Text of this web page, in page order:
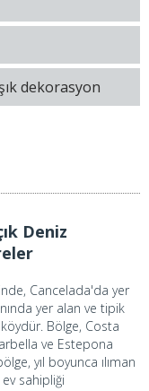
dekorasyon
Deniz
Cancelada'da yer
yer alan ve tipik
Bölge, Costa
ve Estepona
yıl boyunca ılıman
sahipliği